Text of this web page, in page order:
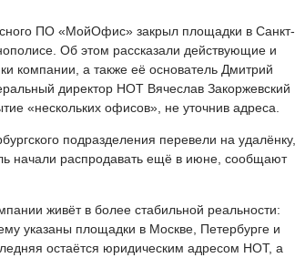
ПО «МойОфис» закрыл площадки в Санкт-
Об этом рассказали действующие и
компании, а также её основатель Дмитрий
директор НОТ Вячеслав Закоржевский
«нескольких офисов», не уточнив адреса.
подразделения перевели на удалёнку,
начали распродавать ещё в июне, сообщают
живёт в более стабильной реальности:
указаны площадки в Москве, Петербурге и
остаётся юридическим адресом НОТ, а